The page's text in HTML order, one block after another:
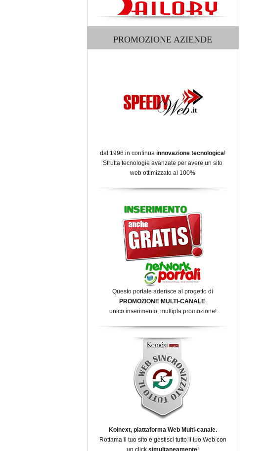
PROMOZIONE AZIENDE
dal 1996 in continua innovazione tecnologica!
Sfrutta tecnologie avanzate per avere un sito
web ottimizzato al 100%
Questo portale aderisce al progetto di
PROMOZIONE MULTI-CANALE:
unico inserimento, multipla promozione!
Koinext, piattaforma Web Multi-canale.
Rottama il tuo sito e gestisci tutto il tuo Web con
un click simultaneamente!